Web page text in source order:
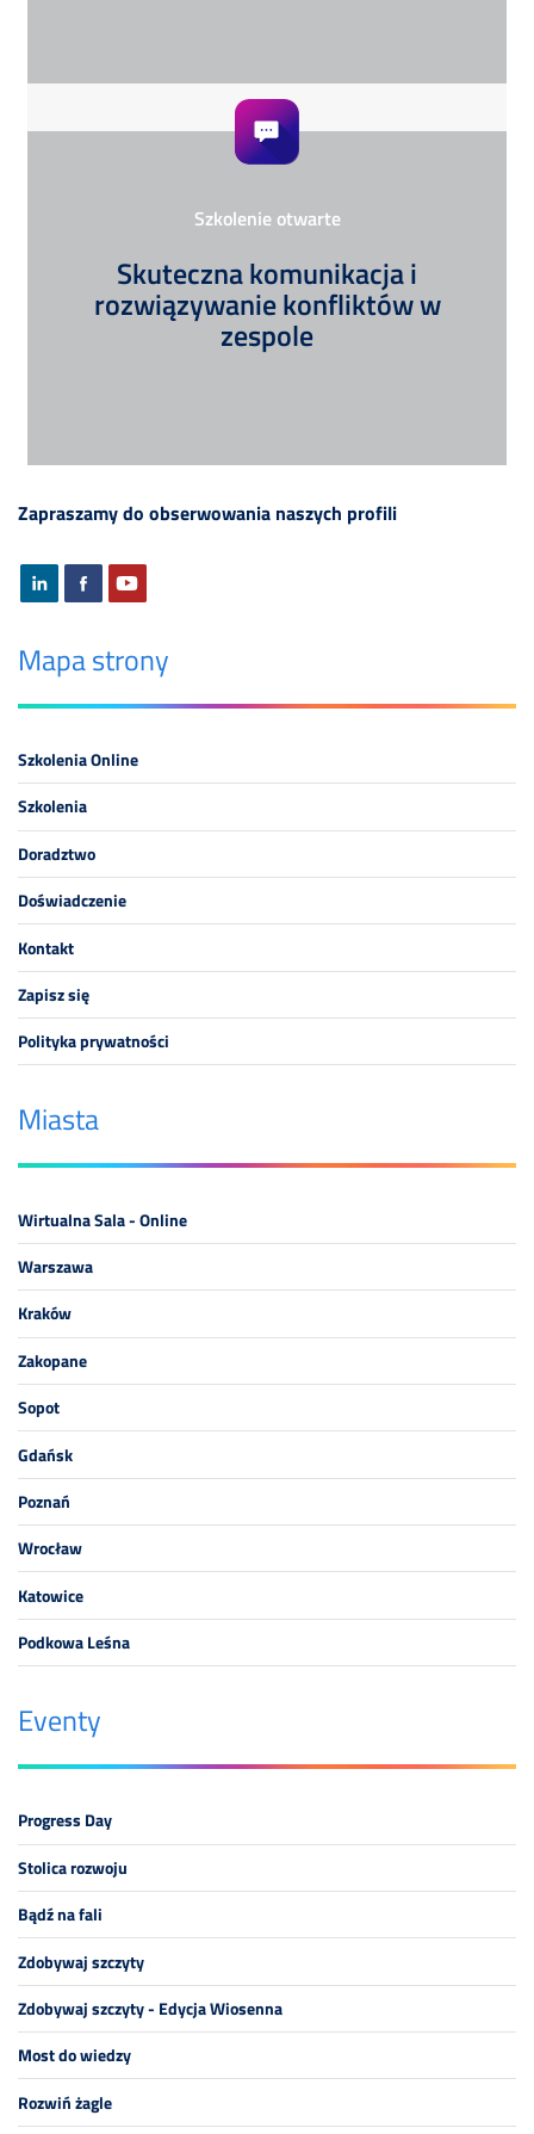
Szkolenie otwarte
Skuteczna komunikacja i
rozwiązywanie konfliktów w
zespole
Zapraszamy do obserwowania naszych profili
Mapa strony
Szkolenia Online
Szkolenia
Doradztwo
Doświadczenie
Kontakt
Zapisz się
Polityka prywatności
Miasta
Wirtualna Sala - Online
Warszawa
Kraków
Zakopane
Sopot
Gdańsk
Poznań
Wrocław
Katowice
Podkowa Leśna
Eventy
Progress Day
Stolica rozwoju
Bądź na fali
Zdobywaj szczyty
Zdobywaj szczyty - Edycja Wiosenna
Most do wiedzy
Rozwiń żagle